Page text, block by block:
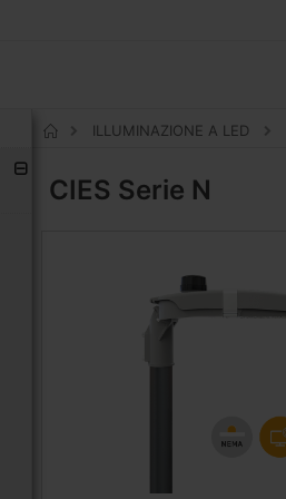
ILLUMINAZIONE A LED
CIES Serie N